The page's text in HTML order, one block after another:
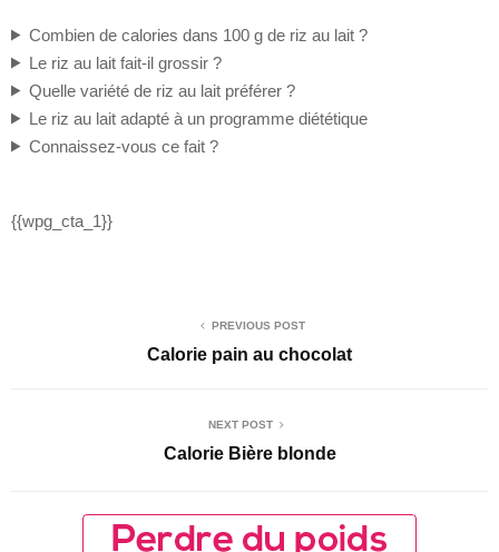
Combien de calories dans 100 g de riz au lait ?
Le riz au lait fait-il grossir ?
Quelle variété de riz au lait préférer ?
Le riz au lait adapté à un programme diététique
Connaissez-vous ce fait ?
{{wpg_cta_1}}
PREVIOUS POST
Calorie pain au chocolat
NEXT POST
Calorie Bière blonde